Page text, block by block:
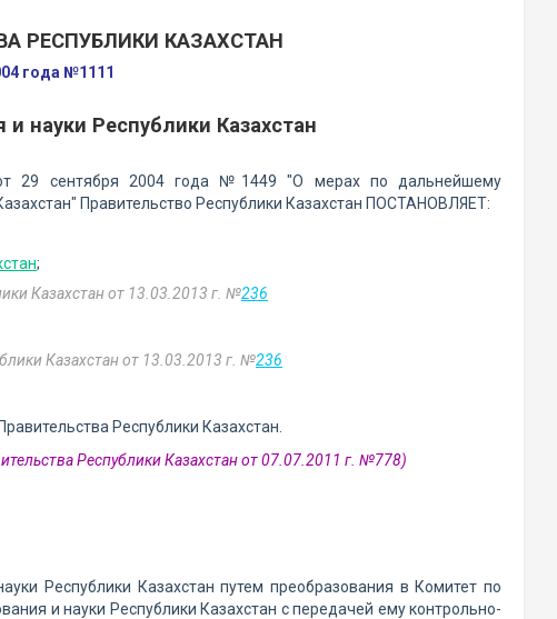
РЕСПУБЛИКИ КАЗАХСТАН
года №1111
науки Республики Казахстан
от 29 сентября 2004 года №1449 "О мерах по дальнейшему
Правительство Республики Казахстан ПОСТАНОВЛЯЕТ:
;
Казахстан от 13.03.2013 г. №236
Казахстан от 13.03.2013 г. №236
Республики Казахстан.
Республики Казахстан от 07.07.2011 г. №778)
Республики Казахстан путем преобразования в Комитет по
и науки Республики Казахстан с передачей ему контрольно-